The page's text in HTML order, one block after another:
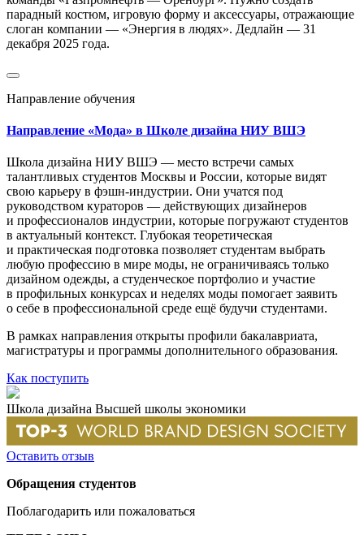
парадный костюм, игровую форму и аксессуары, отражающие
слоган компании — «Энергия в людях». Дедлайн — 31
декабря 2025 года.
Направление обучения
Направление «Мода» в Школе дизайна НИУ ВШЭ
Школа дизайна НИУ ВШЭ — место встречи самых
талантливых студентов Москвы и России, которые видят
свою карьеру в фэшн-индустрии. Они учатся под
руководством кураторов — действующих дизайнеров
и профессионалов индустрии, которые погружают студентов
в актуальный контекст. Глубокая теоретическая
и практическая подготовка позволяет студентам выбрать
любую профессию в мире моды, не ограничиваясь только
дизайном одежды, а студенческое портфолио и участие
в профильных конкурсах и неделях моды помогает заявить
о себе в профессиональной среде ещё будучи студентами.
В рамках направления открыты профили бакалавриата,
магистратуры и программы дополнительного образования.
Как поступить
Школа дизайна Высшей школы экономики
Оставить отзыв
Обращения студентов
Поблагодарить или пожаловаться